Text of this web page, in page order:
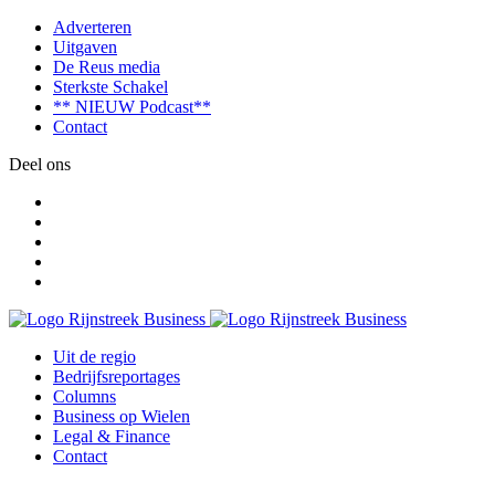
Adverteren
Uitgaven
De Reus media
Sterkste Schakel
** NIEUW Podcast**
Contact
Deel ons
Uit de regio
Bedrijfsreportages
Columns
Business op Wielen
Legal & Finance
Contact